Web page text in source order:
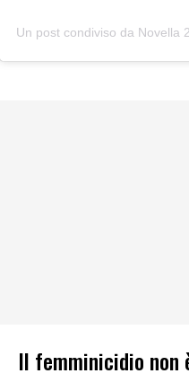
Un post condiviso da Novella
Il femminicidio non